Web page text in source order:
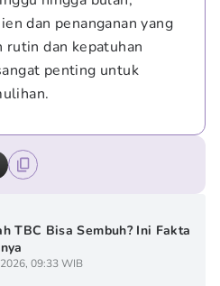
dan penanganan yang
rutin dan kepatuhan
penting untuk
TBC Bisa Sembuh? Ini Fakta
09:33 WIB